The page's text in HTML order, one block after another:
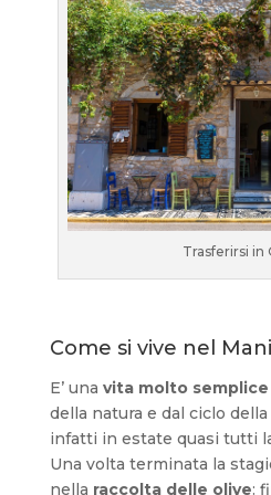
Trasferirsi in
Come si vive nel
E’ una vita molto semplice
della natura e dal ciclo
infatti in estate quasi tutti
Una volta terminata la
nella raccolta delle olive: